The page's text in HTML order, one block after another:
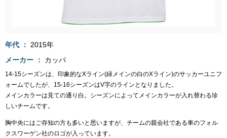
年代
2015年
メーカー
カッパ
14-15シーズンは、印象的なXライン(緑メインの白のXライン)のサッカーユニフ
ォームでしたが、15-16シーズンはV字のラインとなりました。
メインカラーは見ての通り白。シーズンによってメインカラーが入れ替わる珍
しいチームです。
胸中央にはご存知の方も多いと思いますが、チームの親会社である車のフォル
クスワーゲン社のロゴが入っています。